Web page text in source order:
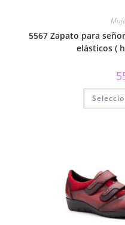
5567 Zapato para
elásticos (